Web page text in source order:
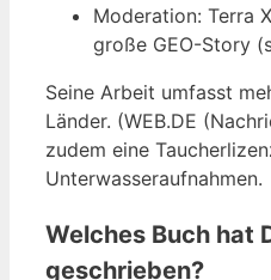
Moderation: Terra
große GEO-Story
Seine Arbeit umfasst
Länder. (WEB.DE
zudem eine
Unterwasseraufnahmen.
Welches Buch hat
geschrieben?